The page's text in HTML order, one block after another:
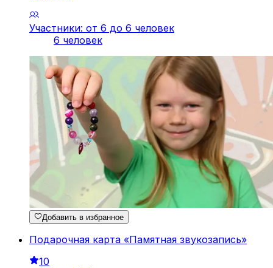
Участники: от 6 до 6 человек
6 человек
Добавить в избранное
Подарочная карта «Памятная звукозапись»
10